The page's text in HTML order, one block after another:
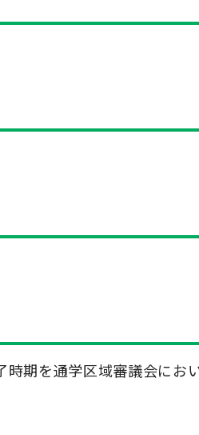
期を通学区域審議会にお